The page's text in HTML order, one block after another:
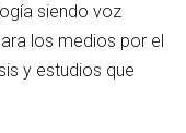
siendo voz
los medios por el
y estudios que